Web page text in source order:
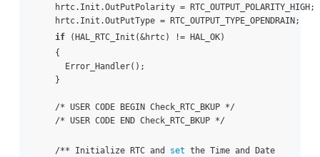
hrtc.Init.OutPutPolarity = RTC_OUTPUT_POLARITY_HIGH;
hrtc.Init.OutPutType = RTC_OUTPUT_TYPE_OPENDRAIN;
if (HAL_RTC_Init(&hrtc) != HAL_OK)
{
Error_Handler();
}
/* USER CODE BEGIN Check_RTC_BKUP */
/* USER CODE END Check_RTC_BKUP */
/** Initialize RTC and set the Time and Date